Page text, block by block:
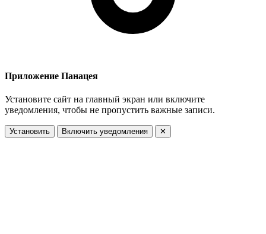
Приложение Панацея
Установите сайт на главный экран или включите
уведомления, чтобы не пропустить важные записи.
Установить Включить уведомления ✕